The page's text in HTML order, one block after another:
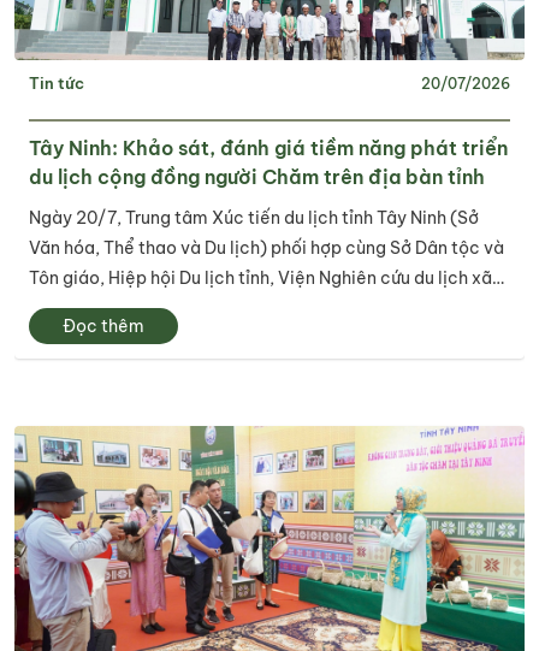
Tin tức 20/07/2026
Tây Ninh: Khảo sát, đánh giá tiềm năng phát triển
du lịch cộng đồng người Chăm trên địa bàn tỉnh
Ngày 20/7, Trung tâm Xúc tiến du lịch tỉnh Tây Ninh (Sở
Văn hóa, Thể thao và Du lịch) phối hợp cùng Sở Dân tộc và
Tôn giáo, Hiệp hội Du lịch tỉnh, Viện Nghiên cứu du lịch xã
hội tổ chức chương trình khảo sát thực tế phát triển du lịch
cộng đồng người...
Đọc thêm